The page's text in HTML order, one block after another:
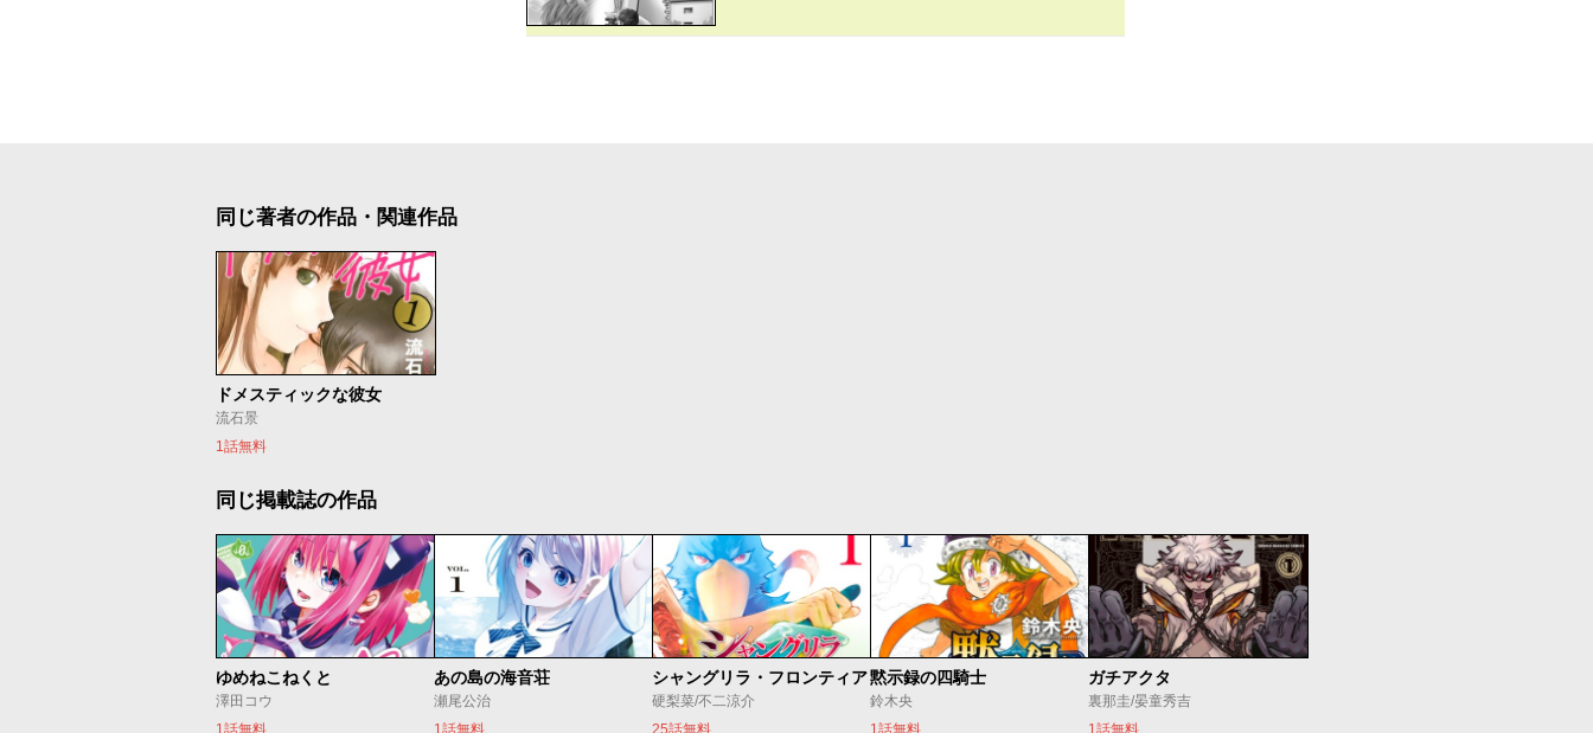
同じ著者の作品・関連作品
ドメスティックな彼女
流石景
1話無料
同じ掲載誌の作品
ゆめねこねくと
澤田コウ
あの島の海音荘
瀬尾公治
シャングリラ・フロンティア
硬梨菜/不二涼介
黙示録の四騎士
鈴木央
ガチアクタ
裏那圭/晏童秀吉